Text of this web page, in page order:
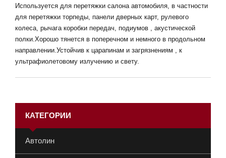
Используется для перетяжки салона автомобиля, в частности
для перетяжки торпеды, панели дверных карт, рулевого
колеса, рычага коробки передач, подиумов , акустической
полки.Хорошо тянется в поперечном и немного в продольном
направлении.Устойчив к царапинам и загрязнениям , к
ультрафиолетовому излучению и свету.
КАТЕГОРИИ
Автолин